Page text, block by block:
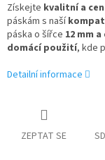
Získejte kvalitní a
páskám s naší
páska o šířce 12 mm
domácí použití, kde
Detailní informace
ZEPTAT SE